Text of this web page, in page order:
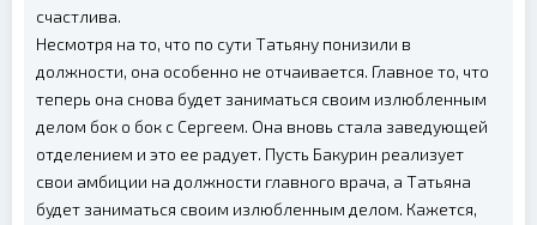
счастлива.
Несмотря на то, что по сути Татьяну понизили в
должности, она особенно не отчаивается. Главное то, что
теперь она снова будет заниматься своим излюбленным
делом бок о бок с Сергеем. Она вновь стала заведующей
отделением и это ее радует. Пусть Бакурин реализует
свои амбиции на должности главного врача, а Татьяна
будет заниматься своим излюбленным делом. Кажется,